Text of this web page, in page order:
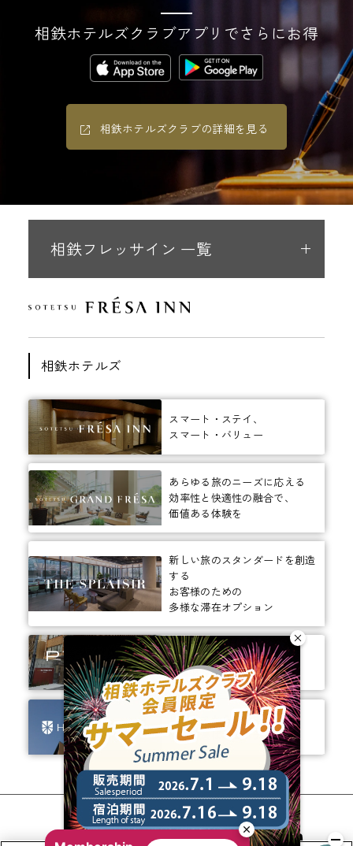
相鉄ホテルズクラブアプリでさらにお得
相鉄ホテルズクラブの詳細を見る
相鉄フレッサイン 一覧
相鉄ホテルズ
スマート・ステイ、
スマート・バリュー
あらゆる旅のニーズに応える
効率性と快適性の融合で、
価値ある体験を
新しい旅のスタンダードを創造
する
お客様のための
多様な滞在オプション
ありそうでなかった、
ちょっと新しいカタチ。
ビジネスからレジャーまで、
幅広く選ばれるホテルへ。
相鉄ホテルズ 公式SNS